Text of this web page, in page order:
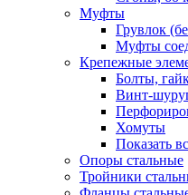
Муфты
Грувлок
Муфты
Крепежные
Болты,
Винт-
Хомуты
Показать
Опоры стальные
Тройники